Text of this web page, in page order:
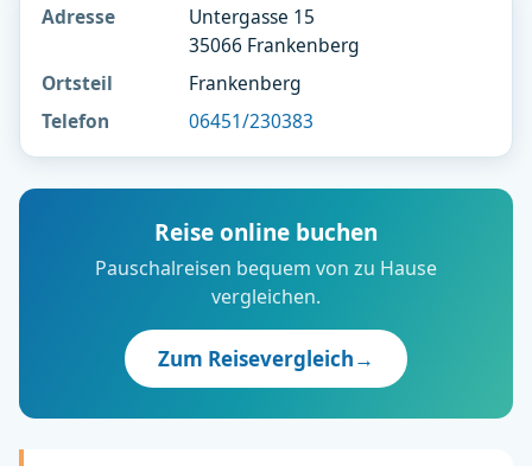
Adresse
Untergasse 15
35066 Frankenberg
Ortsteil
Frankenberg
Telefon
06451/230383
Reise online buchen
Pauschalreisen bequem von zu Hause
vergleichen.
Zum Reisevergleich→